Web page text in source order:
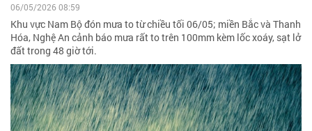
06/05/2026 08:59
Khu vực Nam Bộ đón mưa to từ chiều tối 06/05; miền Bắc và Thanh
Hóa, Nghệ An cảnh báo mưa rất to trên 100mm kèm lốc xoáy, sạt lở
đất trong 48 giờ tới.